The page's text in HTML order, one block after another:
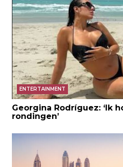
ENTERTAINMENT
Georgina Rodríguez: ‘Ik
rondingen’